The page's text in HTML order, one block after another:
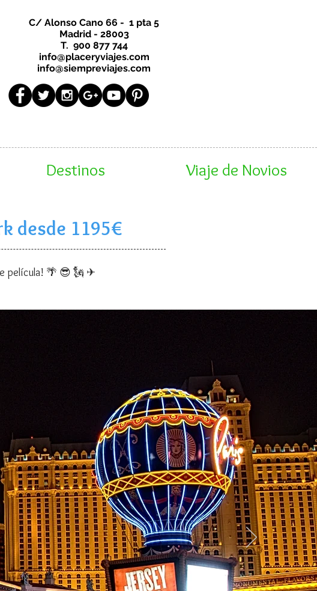
C/ Alonso Cano 66 - 1 pta 5
Madrid - 28003
T. 900 877 744
info@placeryviajes.com
info@siempreviajes.com
Destinos Viaje de Novios
desde 1195€
película! 🌴 😎 🗽 ✈